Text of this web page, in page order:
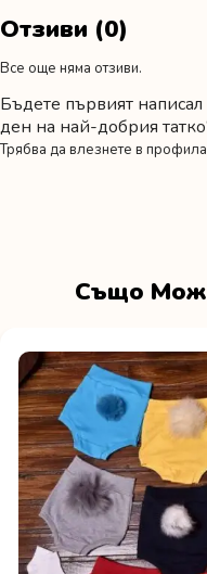
Отзиви (0)
Все още няма отзиви.
Бъдете първият
ден на най-добрия
Трябва да влезнете в профила
Също